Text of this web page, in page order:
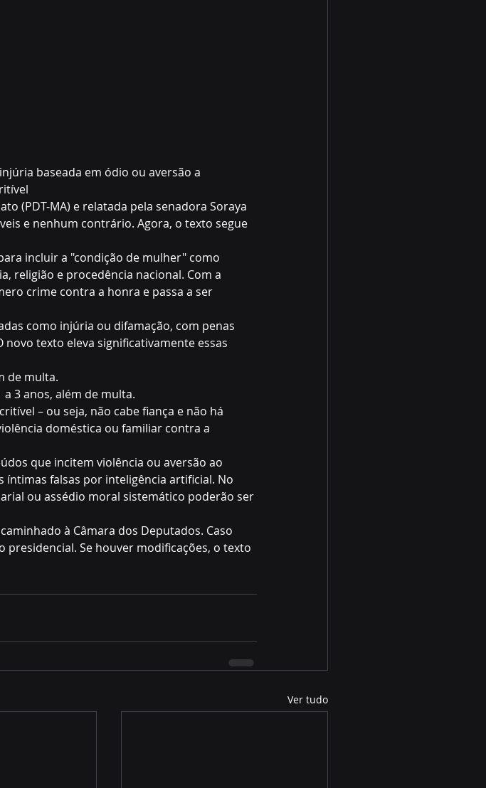
baseada em ódio ou aversão a
(PDT-MA) e relatada pela senadora Soraya
e nenhum contrário. Agora, o texto segue
incluir a "condição de mulher" como
religião e procedência nacional. Com a
crime contra a honra e passa a ser
como injúria ou difamação, com penas
texto eleva significativamente essas
de multa.
3 anos, além de multa.
– ou seja, não cabe fiança e não há
doméstica ou familiar contra a
que incitem violência ou aversão ao
falsas por inteligência artificial. No
ou assédio moral sistemático poderão ser
à Câmara dos Deputados. Caso
presidencial. Se houver modificações, o texto
Ver tudo